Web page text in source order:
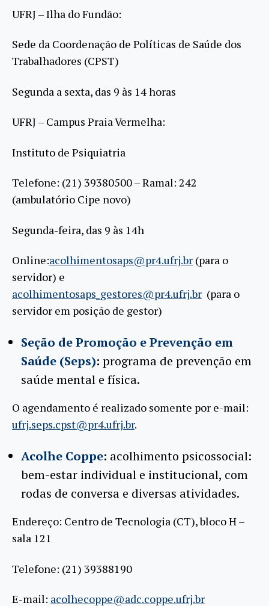
UFRJ – Ilha do Fundão:
Sede da Coordenação de Políticas de Saúde dos
Trabalhadores (CPST)
Segunda a sexta, das 9 às 14 horas
UFRJ – Campus Praia Vermelha:
Instituto de Psiquiatria
Telefone: (21) 39380500 – Ramal: 242
(ambulatório Cipe novo)
Segunda-feira, das 9 às 14h
Online:acolhimentosaps@pr4.ufrj.br (para o
servidor) e
acolhimentosaps_gestores@pr4.ufrj.br (para o
servidor em posição de gestor)
Seção de Promoção e Prevenção em
Saúde (Seps): programa de prevenção em
saúde mental e física.
O agendamento é realizado somente por e-mail:
ufrj.seps.cpst@pr4.ufrj.br.
Acolhe Coppe: acolhimento psicossocial:
bem-estar individual e institucional, com
rodas de conversa e diversas atividades.
Endereço: Centro de Tecnologia (CT), bloco H –
sala 121
Telefone: (21) 39388190
E-mail: acolhecoppe@adc.coppe.ufrj.br